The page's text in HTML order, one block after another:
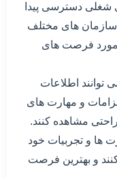
دسترسی پیدا
سازمان های مختلف
مورد فرصت های
توانند اطلاعات
و مهارت های
مشاهده کنند.
ها و تجربیات خود
و بهترین فرصت